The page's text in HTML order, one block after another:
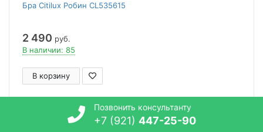
Бра Citilux Робин CL535615
2 490 руб.
В наличии: 85
В корзину
Позвонить консультанту
+7 (921) 447-25-90